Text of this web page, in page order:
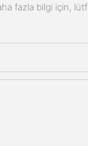
fazla bilgi için,